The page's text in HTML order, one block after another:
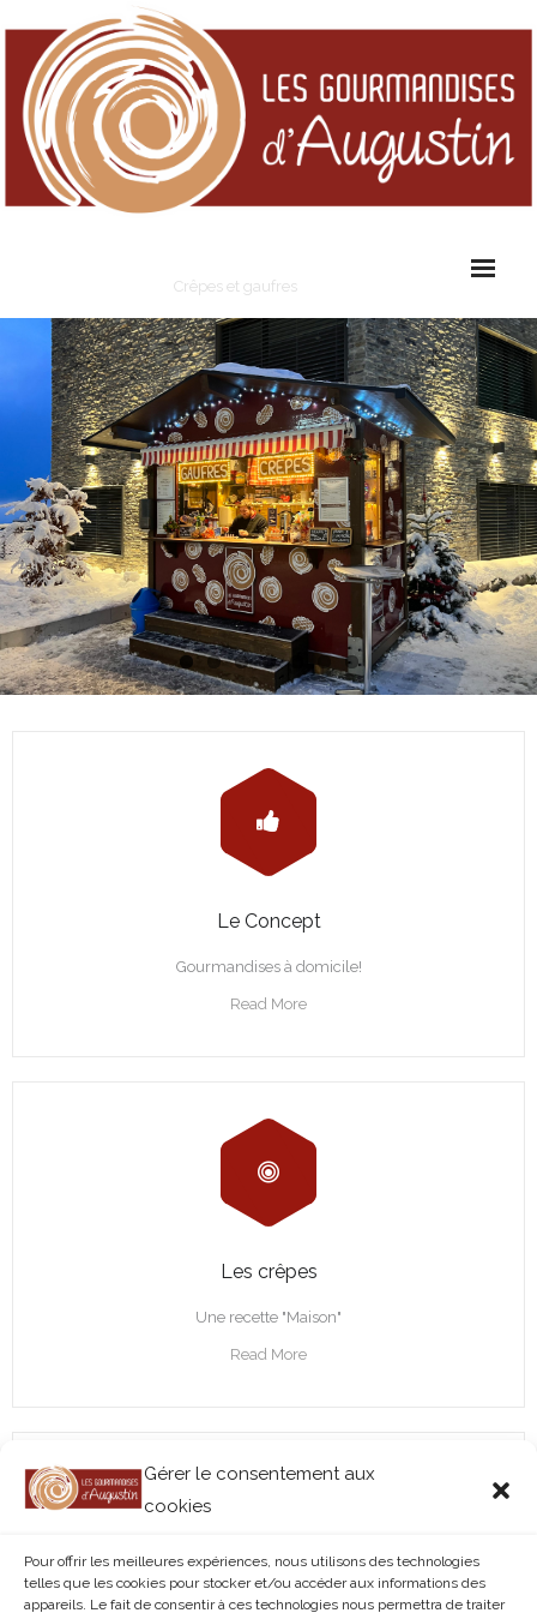
Gérer le consentement aux
cookies
Pour offrir les meilleures expériences, nous utilisons des technologies
telles que les cookies pour stocker et/ou accéder aux informations des
appareils. Le fait de consentir à ces technologies nous permettra de traiter
Crêpes et gaufres
Cart (0Items)
Le Concept
Gourmandises à domicile!
Read More
Les crêpes
Une recette "Maison"
Read More